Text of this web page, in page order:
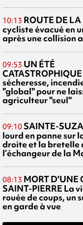
10:13 ROUTE DE
cycliste évacué en
après une collision
09:53 UN ÉTÉ
CATASTROPHIQUE
sécheresse,
"global" pour ne
agriculteur "seul"
09:10 SAINTE-
lourd en panne sur
droite et la bretelle
l’échangeur de la
08:13 MORT D'UNE
SAINT-PIERRE La
rouée de coups, un
en garde à vue